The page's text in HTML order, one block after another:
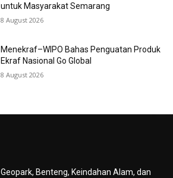
untuk Masyarakat Semarang
8 August 2026
Menekraf–WIPO Bahas Penguatan Produk
Ekraf Nasional Go Global
8 August 2026
Geopark, Benteng, Keindahan Alam, dan